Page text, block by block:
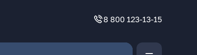
8 800 123-13-15